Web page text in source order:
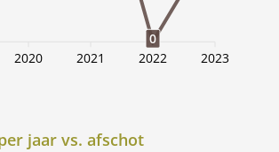
0
2020 2021 2022 2023
jaar vs. afschot